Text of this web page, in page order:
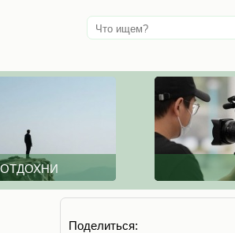
ОТДОХНИ
Поделиться: